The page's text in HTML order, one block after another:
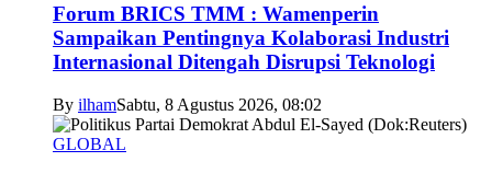
Forum BRICS TMM : Wamenperin
Sampaikan Pentingnya Kolaborasi Industri
Internasional Ditengah Disrupsi Teknologi
By ilhamSabtu, 8 Agustus 2026, 08:02
GLOBAL